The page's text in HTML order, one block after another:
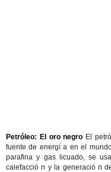
Petróleo: El oro negro El
fuente de energí a en el
parafina y gas licuado, se
calefacció n y la generació n